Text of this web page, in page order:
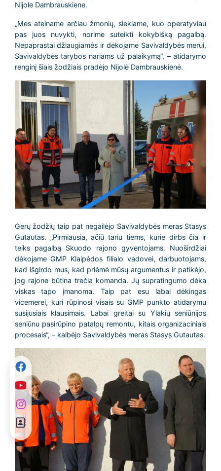
Nijole Dambrauskiene.
„Mes ateiname arčiau žmonių, siekiame, kuo operatyviau
pas juos nuvykti, norime suteikti kokybišką pagalbą.
Nepaprastai džiaugiamės ir dėkojame Savivaldybės merui,
Savivaldybės tarybos nariams už palaikymą“, – atidarymo
renginį šiais žodžiais pradėjo Nijolė Dambrauskienė.
Gerų žodžių taip pat negailėjo Savivaldybės meras Stasys
Gutautas. „Pirmiausia, ačiū tariu tiems, kurie dirbs čia ir
teiks pagalbą Skuodo rajono gyventojams. Nuoširdžiai
dėkojame GMP Klaipėdos filialo vadovei, darbuotojams,
kad išgirdo mus, kad priėmė mūsų argumentus ir patikėjo,
jog rajone būtina trečia komanda. Jų supratingumo dėka
viskas tapo įmanoma. Taip pat esu labai dėkingas
vicemerei, kuri rūpinosi visais su GMP punkto atidarymu
susijusiais klausimais. Labai greitai su Ylakių seniūnijos
seniūnu pasirūpino patalpų remontu, kitais organizaciniais
procesais“, – kalbėjo Savivaldybės meras Stasys Gutautas.